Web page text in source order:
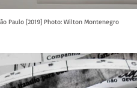
Paulo [2019] Photo: Wilton Montenegro